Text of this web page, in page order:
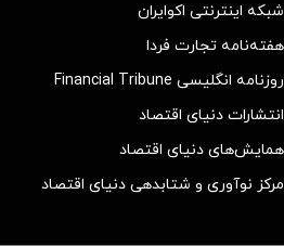
شبکه اینترنتی اکوایران
هفته‌نامه تجارت فردا
روزنامه انگلیسی Financial Tribune
انتشارات دنیای اقتصاد
همایش‌های دنیای اقتصاد
مرکز نوآوری و شتابدهی دنیای اقتصاد